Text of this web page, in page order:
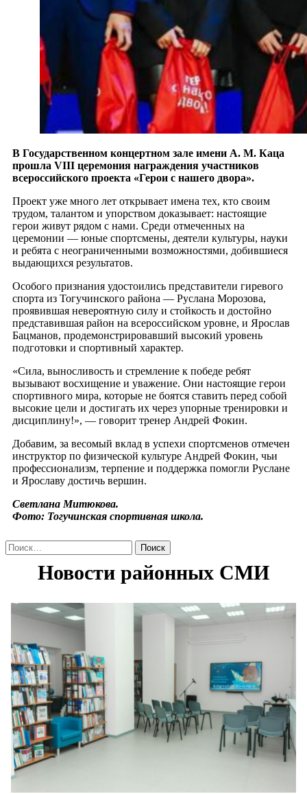
В Государственном концертном зале имени А. М. Каца
прошла VIII церемония награждения участников
всероссийского проекта «Герои с нашего двора».
Проект уже много лет открывает имена тех, кто своим
трудом, талантом и упорством доказывает: настоящие
герои живут рядом с нами. Среди отмеченных на
церемонии — юные спортсмены, деятели культуры, науки
и ребята с неограниченными возможностями, добившиеся
выдающихся результатов.
Особого признания удостоились представители гиревого
спорта из Тогучинского района — Руслана Морозова,
проявившая невероятную силу и стойкость и достойно
представившая район на всероссийском уровне, и Ярослав
Бацманов, продемонстрировавший высокий уровень
подготовки и спортивный характер.
«Сила, выносливость и стремление к победе ребят
вызывают восхищение и уважение. Они настоящие герои
спортивного мира, которые не боятся ставить перед собой
высокие цели и достигать их через упорные тренировки и
дисциплину!», — говорит тренер Андрей Фокин.
Добавим, за весомый вклад в успехи спортсменов отмечен
инструктор по физической культуре Андрей Фокин, чьи
профессионализм, терпение и поддержка помогли Руслане
и Ярославу достичь вершин.
Светлана Митюкова.
Фото: Тогучинская спортивная школа.
Найти: